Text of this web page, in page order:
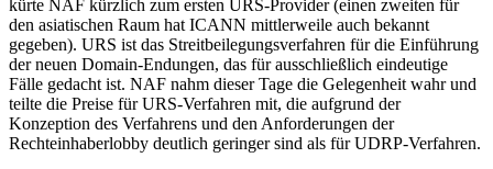
kürte NAF kürzlich zum ersten URS-Provider (einen zweiten für
den asiatischen Raum hat ICANN mittlerweile auch bekannt
gegeben). URS ist das Streitbeilegungsverfahren für die Einführung
der neuen Domain-Endungen, das für ausschließlich eindeutige
Fälle gedacht ist. NAF nahm dieser Tage die Gelegenheit wahr und
teilte die Preise für URS-Verfahren mit, die aufgrund der
Konzeption des Verfahrens und den Anforderungen der
Rechteinhaberlobby deutlich geringer sind als für UDRP-Verfahren.